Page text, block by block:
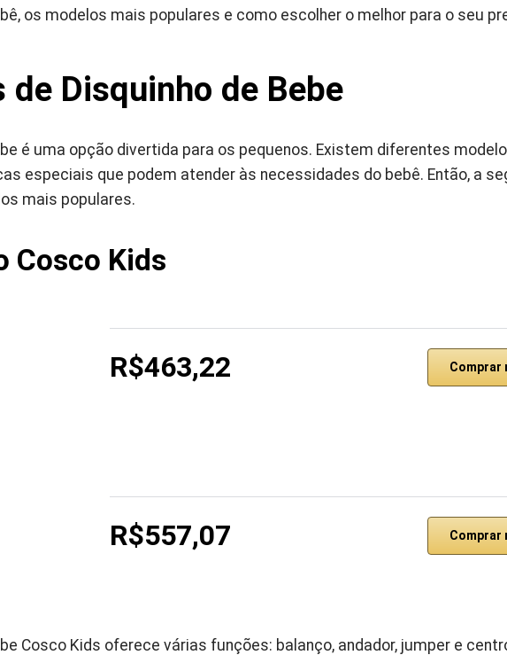
os modelos mais populares e como escolher o melhor para o seu
de Disquinho de Bebe
é uma opção divertida para os pequenos. Existem diferentes
especiais que podem atender às necessidades do bebê. Então, a
mais populares.
Cosco Kids
R$463,22 Comprar
R$557,07 Comprar
Cosco Kids oferece várias funções: balanço, andador, jumper e